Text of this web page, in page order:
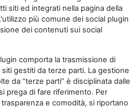
siti ed integrati nella pagina della
più comune dei social plugin
dei contenuti sui social
comporta la trasmissione di
gestiti da terze parti. La gestione
da “terze parti” è disciplinata dalle
prega di fare riferimento. Per
e comodità, si riportano